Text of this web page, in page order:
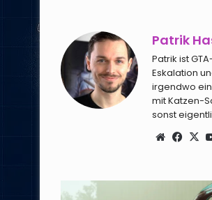
Patrik
Patrik ist
Eskalation
irgendwo
mit Katzen-
sonst